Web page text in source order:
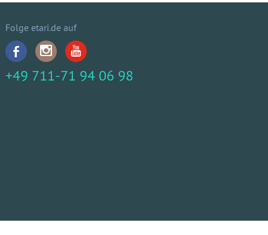
Folge etari.de auf
+49 711-71 94 06 98